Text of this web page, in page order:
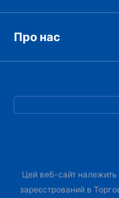
Про нас
Цей веб-сайт належить
зареєстрований в